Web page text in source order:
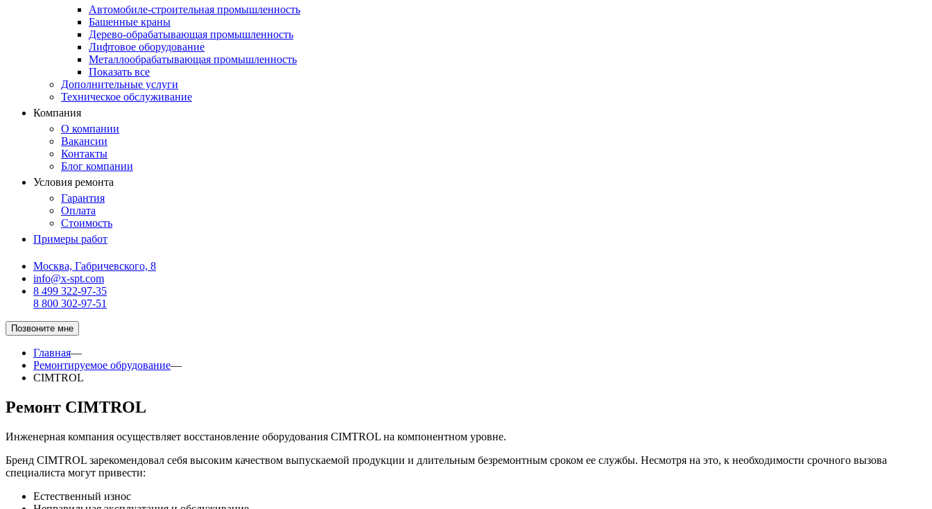
Автомобиле-строительная промышленность
Башенные краны
Дерево-обрабатывающая промышленность
Лифтовое оборудование
Металлообрабатывающая промышленность
Показать все
Дополнительные услуги
Техническое обслуживание
Компания
О компании
Вакансии
Контакты
Блог компании
Условия ремонта
Гарантия
Оплата
Стоимость
Примеры работ
Москва, Габричевского, 8
info@x-spt.com
8 499 322-97-35
8 800 302-97-51
Позвоните мне
Главная—
Ремонтируемое обрудование—
CIMTROL
Ремонт CIMTROL
Инженерная компания осуществляет восстановление оборудования CIMTROL на компонентном уровне.
Бренд CIMTROL зарекомендовал себя высоким качеством выпускаемой продукции и длительным безремонтным сроком ее службы. Несмотря на это, к необходимости срочного вызова
специалиста могут привести:
Естественный износ